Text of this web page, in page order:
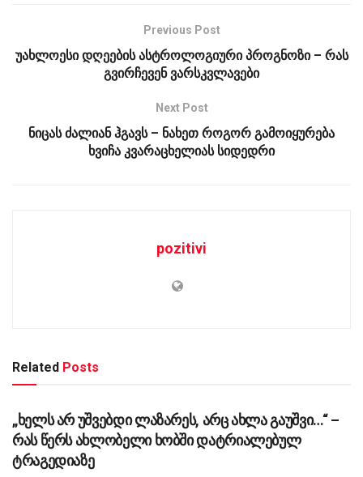
Previous Post
უახლოესი დღეების ასტროლოგიური პროგნოზი – რას
გვირჩევენ ვარსკვლავები
Next Post
ნიცას ძალიან ჰგავს – ნახეთ როგორ გამოიყურება
ხვიჩა კვარაცხელიას სიდედრი
pozitivi
Related Posts
ᲡᲐᲖᲝᲒᲐᲓᲝᲔᲑᲐ
„ხელს არ უშვებდი ლაზარეს, არც ახლა გაუშვი…“ –
რას წერს ახლობელი ხობში დატრიალებულ
ტრაგედიაზე